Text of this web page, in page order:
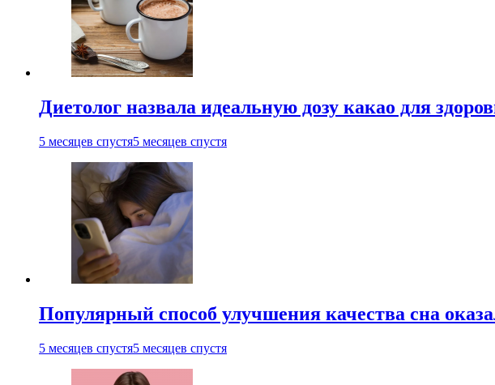
Диетолог назвала идеальную дозу какао для
5 месяцев спустя5 месяцев спустя
Популярный способ улучшения качества сна
5 месяцев спустя5 месяцев спустя